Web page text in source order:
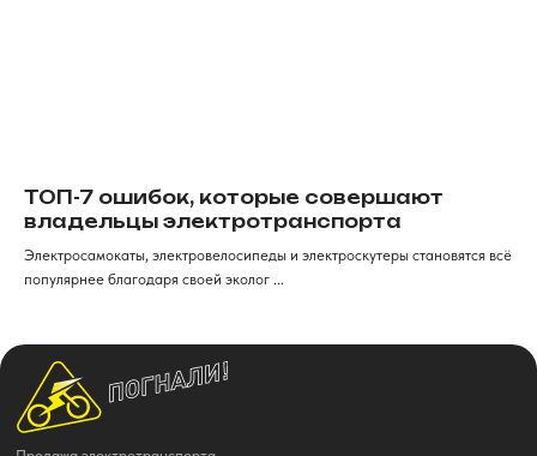
ТОП-7 ошибок, которые совершают
владельцы электротранспорта
Электросамокаты, электровелосипеды и электроскутеры становятся всё
популярнее благодаря своей эколог ...